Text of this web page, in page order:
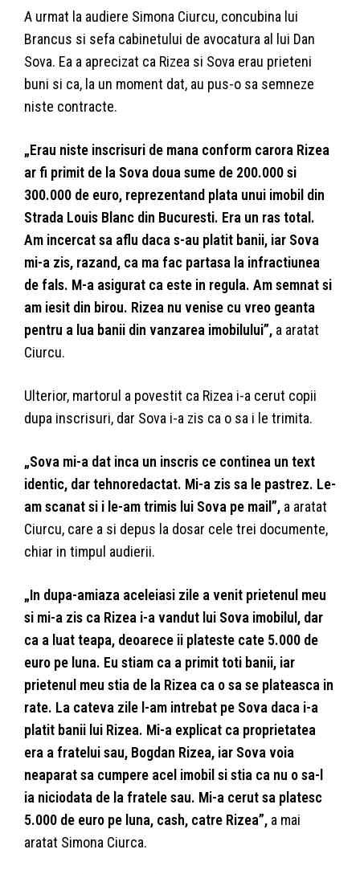
A urmat la audiere Simona Ciurcu, concubina lui
Brancus si sefa cabinetului de avocatura al lui Dan
Sova. Ea a aprecizat ca Rizea si Sova erau prieteni
buni si ca, la un moment dat, au pus-o sa semneze
niste contracte.
„Erau niste inscrisuri de mana conform carora Rizea
ar fi primit de la Sova doua sume de 200.000 si
300.000 de euro, reprezentand plata unui imobil din
Strada Louis Blanc din Bucuresti. Era un ras total.
Am incercat sa aflu daca s-au platit banii, iar Sova
mi-a zis, razand, ca ma fac partasa la infractiunea
de fals. M-a asigurat ca este in regula. Am semnat si
am iesit din birou. Rizea nu venise cu vreo geanta
pentru a lua banii din vanzarea imobilului”, a aratat
Ciurcu.
Ulterior, martorul a povestit ca Rizea i-a cerut copii
dupa inscrisuri, dar Sova i-a zis ca o sa i le trimita.
„Sova mi-a dat inca un inscris ce continea un text
identic, dar tehnoredactat. Mi-a zis sa le pastrez. Le-
am scanat si i le-am trimis lui Sova pe mail”, a aratat
Ciurcu, care a si depus la dosar cele trei documente,
chiar in timpul audierii.
„In dupa-amiaza aceleiasi zile a venit prietenul meu
si mi-a zis ca Rizea i-a vandut lui Sova imobilul, dar
ca a luat teapa, deoarece ii plateste cate 5.000 de
euro pe luna. Eu stiam ca a primit toti banii, iar
prietenul meu stia de la Rizea ca o sa se plateasca in
rate. La cateva zile l-am intrebat pe Sova daca i-a
platit banii lui Rizea. Mi-a explicat ca proprietatea
era a fratelui sau, Bogdan Rizea, iar Sova voia
neaparat sa cumpere acel imobil si stia ca nu o sa-l
ia niciodata de la fratele sau. Mi-a cerut sa platesc
5.000 de euro pe luna, cash, catre Rizea”, a mai
aratat Simona Ciurca.